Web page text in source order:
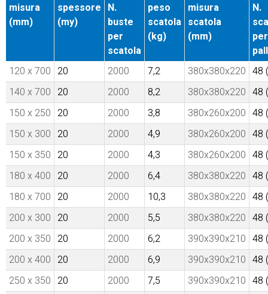
misura
(mm)
spessore
(my)
N.
buste
per
scatola
peso
scatola
(kg)
misura
scatola
(mm)
N.
per
120 x 700 20 2000 7,2 380x380x220 48
140 x 700 20 2000 8,2 380x380x220 48
150 x 250 20 2000 3,8 380x260x200 48
150 x 300 20 2000 4,9 380x260x200 48
150 x 350 20 2000 4,3 380x260x200 48
180 x 400 20 2000 6,4 380x380x220 48
180 x 700 20 2000 10,3 380x380x220 48
200 x 300 20 2000 5,5 380x380x220 48
200 x 350 20 2000 6,2 390x390x210 48
200 x 400 20 2000 6,9 390x390x210 48
250 x 350 20 2000 7,5 390x390x210 48